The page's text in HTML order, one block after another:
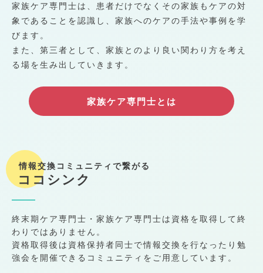
家族ケア専門士は、患者だけでなくその家族もケアの対
象であることを認識し、家族へのケアの手法や事例を学
びます。
また、第三者として、家族とのより良い関わり方を考え
る場を生み出していきます。
家族ケア専門士とは
情報交換コミュニティで繋がる
ココシンク
終末期ケア専門士・家族ケア専門士は資格を取得して終
わりではありません。
資格取得後は資格保持者同士で情報交換を行なったり勉
強会を開催できるコミュニティをご用意しています。